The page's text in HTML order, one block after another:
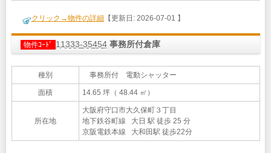
クリック→物件の詳細 【更新日: 2026-07-01 】
物件ｺｰﾄﾞ 11333-35454 事務所付倉庫
種別 事務所付 電動シャッター
面積 14.65 坪（ 48.44 ㎡）
所在地
大阪府守口市大久保町３丁目
地下鉄谷町線 大日 駅 徒歩 25 分
京阪電鉄本線 大和田駅 徒歩22分